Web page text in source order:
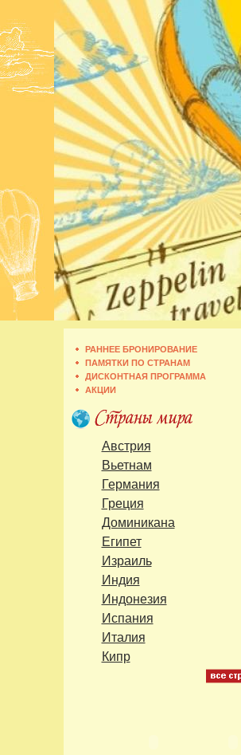
РАННЕЕ БРОНИРОВАНИЕ
ПАМЯТКИ ПО СТРАНАМ
ДИСКОНТНАЯ ПРОГРАММА
АКЦИИ
Австрия
Вьетнам
Германия
Греция
Доминикана
Египет
Израиль
Индия
Индонезия
Испания
Италия
Кипр